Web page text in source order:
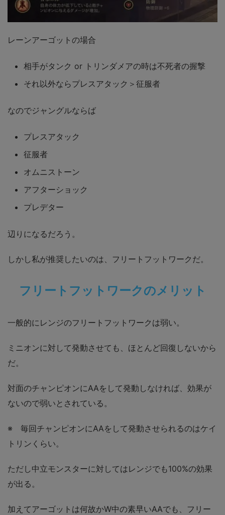
レーンアーゴットの場合
相手がタンク or トリンダメアの時は不死者の握撃
それ以外ならプレスアタック＞征服者
なのでジャングルならば
プレスアタック
征服者
オムニストーン
アフターショック
プレデター
辺りになるだろう。
しかし私が推奨したいのは、フリートフットワーク だ。
フリートフットワークのメリット
一般的にレンジのフリートフットワークは弱い。
ミニオンに対して発動させても、ほとんど回復しないから
だ。
対面のチャンピオンにAAをして発動しなければ、効果が
ないので弱いとされている。
※ 毎回チャンピオンにAAをして発動させられるのはケイ
トリンくらい。
ただし中立モンスターに対してはレンジでも100%の効果
が出る。
加えてアーゴットは何故かW中の素早いAAでも、フリー